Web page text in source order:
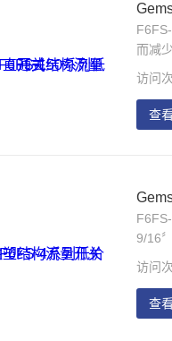
而减
访问
查
9/16
洗涤
访问
查